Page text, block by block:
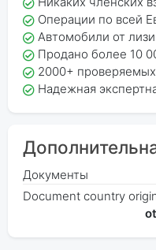
Операции по всей
Автомобили от
Продано более 10
2000+
Надежная
Документы
Document country